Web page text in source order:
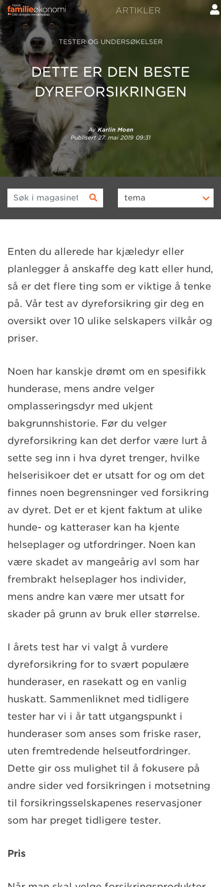
ARTIKLER
TESTER OG UNDERSØKELSER
DETTE ER DEN BESTE
DYREFORSIKRINGEN
Av Karlin Moen
Publisert 27. mai 2019 09:31
Søk i magasinet tema
Enten du allerede har kjæledyr eller
planlegger å anskaffe deg katt eller hund,
så er det flere ting som er viktige å tenke
på. Vår test av dyreforsikring gir deg en
oversikt over 10 ulike selskapers vilkår og
priser.
Noen har kanskje drømt om en spesifikk
hunderase, mens andre velger
omplasseringsdyr med ukjent
bakgrunnshistorie. Før du velger
dyreforsikring kan det derfor være lurt å
sette seg inn i hva dyret trenger, hvilke
helserisikoer det er utsatt for og om det
finnes noen begrensninger ved forsikring
av dyret. Det er et kjent faktum at ulike
hunde- og katteraser kan ha kjente
helseplager og utfordringer. Noen kan
være skadet av mangeårig avl som har
frembrakt helseplager hos individer,
mens andre kan være mer utsatt for
skader på grunn av bruk eller størrelse.
I årets test har vi valgt å vurdere
dyreforsikring for to svært populære
hunderaser, en rasekatt og en vanlig
huskatt. Sammenliknet med tidligere
tester har vi i år tatt utgangspunkt i
hunderaser som anses som friske raser,
uten fremtredende helseutfordringer.
Dette gir oss mulighet til å fokusere på
andre sider ved forsikringen i motsetning
til forsikringsselskapenes reservasjoner
som har preget tidligere tester.
Pris